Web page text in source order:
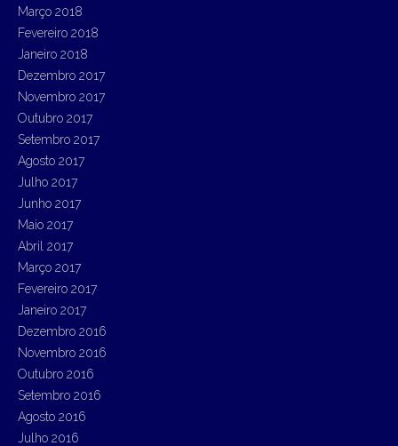
Março 2018
Fevereiro 2018
Janeiro 2018
Dezembro 2017
Novembro 2017
Outubro 2017
Setembro 2017
Agosto 2017
Julho 2017
Junho 2017
Maio 2017
Abril 2017
Março 2017
Fevereiro 2017
Janeiro 2017
Dezembro 2016
Novembro 2016
Outubro 2016
Setembro 2016
Agosto 2016
Julho 2016